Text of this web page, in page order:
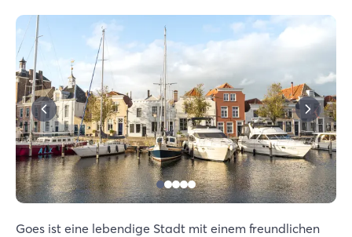
Goes ist eine lebendige Stadt mit einem freundlichen